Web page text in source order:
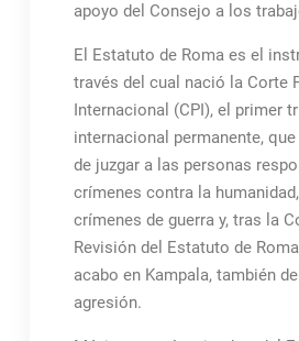
apoyo del Consejo a los
El Estatuto de Roma es el
través del cual nació la Corte
Internacional (CPI), el primer
internacional permanente,
de juzgar a las personas
crímenes contra la
crímenes de guerra y, tras la
Revisión del Estatuto de
acabo en Kampala, también
agresión.